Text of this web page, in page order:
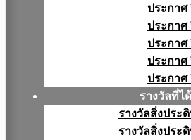
ประกาศ
ประกาศ
ประกาศ
ประกาศ
ประกาศ
รางวัลที่ไ
รางวัลสิ่งประ
รางวัลสิ่งประ